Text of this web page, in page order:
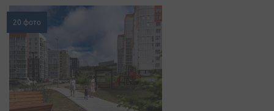
20 фото